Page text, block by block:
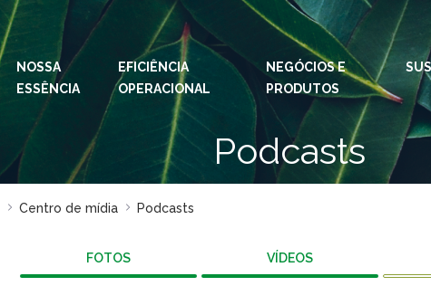
NOSSA
ESSÊNCIA
EFICIÊNCIA
OPERACIONAL
NEGÓCIOS E
PRODUTOS
Podcasts
IDIOMAS: PT
ESPAÇOS KLABIN
Relações com
Investidores
Centro de mídia Podcasts
FOTOS VÍDEOS